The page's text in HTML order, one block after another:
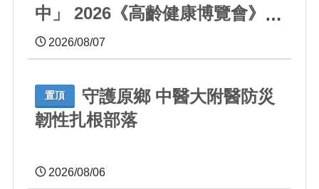
中」 2026《高齡健康博覽會》四
大醫療主題展區 首創一站式疾
病全人照護
2026/08/07
置頂
守護原鄉 中醫大附醫防災
韌性扎根部落
2026/08/06